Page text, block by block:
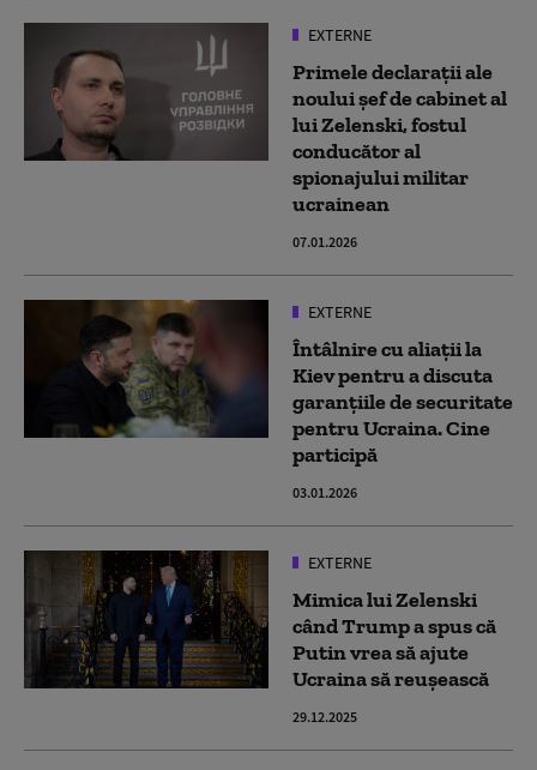
EXTERNE
Primele declarații ale
noului șef de cabinet al
lui Zelenski, fostul
conducător al
spionajului militar
ucrainean
07.01.2026
EXTERNE
Întâlnire cu aliaţii la
Kiev pentru a discuta
garanţiile de securitate
pentru Ucraina. Cine
participă
03.01.2026
EXTERNE
Mimica lui Zelenski
când Trump a spus că
Putin vrea să ajute
Ucraina să reușească
29.12.2025